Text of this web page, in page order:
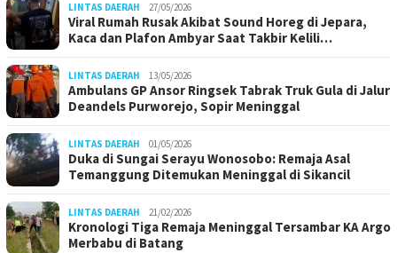
LINTAS DAERAH 27/05/2026
Viral Rumah Rusak Akibat Sound Horeg di Jepara,
Kaca dan Plafon Ambyar Saat Takbir Kelili…
LINTAS DAERAH 13/05/2026
Ambulans GP Ansor Ringsek Tabrak Truk Gula di Jalur
Deandels Purworejo, Sopir Meninggal
LINTAS DAERAH 01/05/2026
Duka di Sungai Serayu Wonosobo: Remaja Asal
Temanggung Ditemukan Meninggal di Sikancil
LINTAS DAERAH 21/02/2026
Kronologi Tiga Remaja Meninggal Tersambar KA Argo
Merbabu di Batang